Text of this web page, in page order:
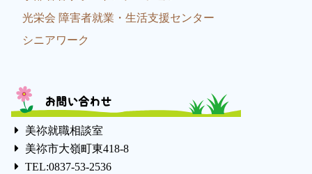
光栄会 障害者就業・生活支援センター
シニアワーク
お問い合わせ
美祢就職相談室
美祢市大嶺町東418-8
TEL:0837-53-2536